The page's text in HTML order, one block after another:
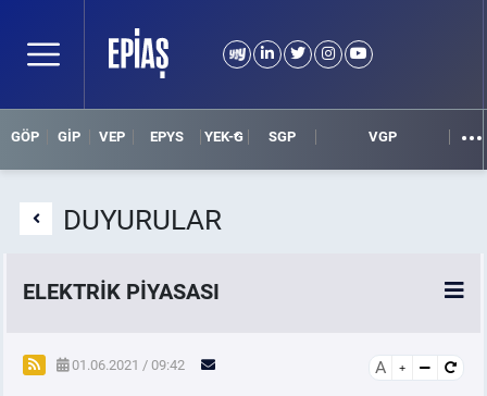
GÖP GİP VEP EPYS YEK-G SGP VGP
DUYURULAR
ELEKTRİK PİYASASI
SPOT ELEKTRİK PİYASALARI
01.06.2021 / 09:42 A